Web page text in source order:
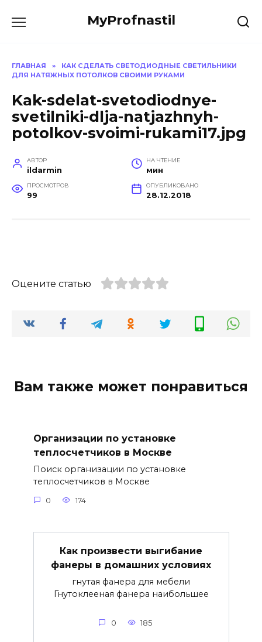
MyProfnastil
ГЛАВНАЯ »
КАК СДЕЛАТЬ СВЕТОДИОДНЫЕ СВЕТИЛЬНИКИ
ДЛЯ НАТЯЖНЫХ ПОТОЛКОВ СВОИМИ РУКАМИ
Kak-sdelat-svetodiodnye-
svetilniki-dlja-natjazhnyh-
potolkov-svoimi-rukami17.jpg
АВТОР
ildarmin
НА ЧТЕНИЕ
мин
ПРОСМОТРОВ
99
ОПУБЛИКОВАНО
28.12.2018
Оцените статью
Вам также может понравиться
Организации по установке
теплосчетчиков в Москве
Поиск организации по установке
теплосчетчиков в Москве
0 174
Как произвести выгибание
фанеры в домашних условиях
гнутая фанера для мебели
Гнутоклееная фанера наибольшее
0 185